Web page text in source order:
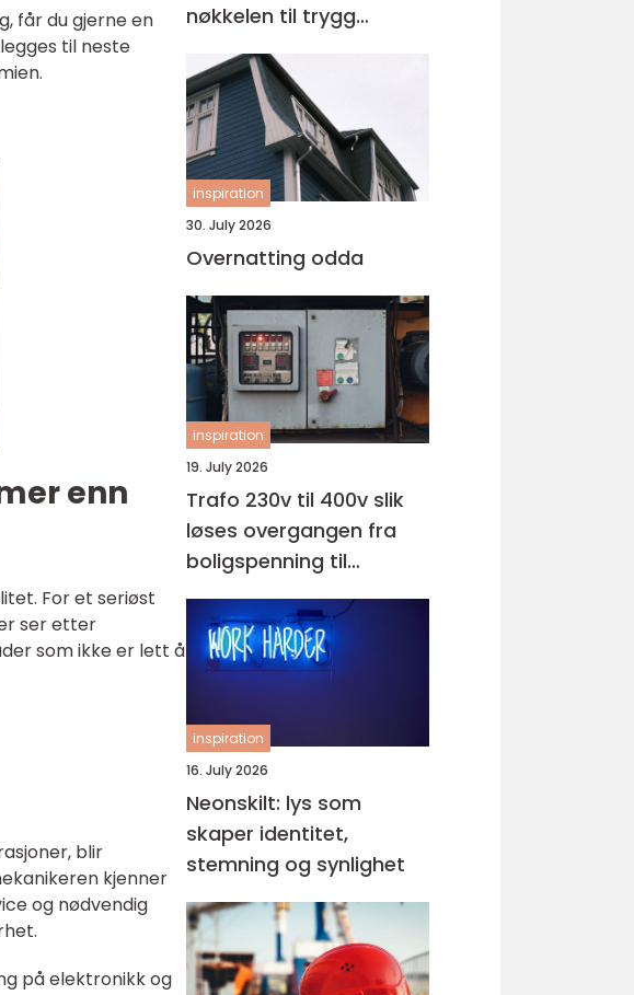
får du gjerne en
til neste
enn
For et seriøst
ser etter
som ikke er lett å
blir
kjenner
og nødvendig
på elektronikk og
nøkkelen til trygg
økonomistyring
inspiration
30. July 2026
Overnatting odda
inspiration
19. July 2026
Trafo 230v til 400v slik
løses overgangen fra
boligspenning til
industrispenning
inspiration
16. July 2026
Neonskilt: lys som
skaper identitet,
stemning og synlighet